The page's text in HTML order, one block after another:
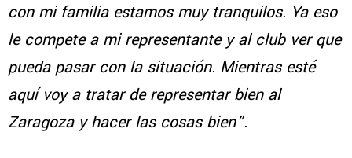
con mi familia estamos muy tranquilos. Ya eso
le compete a mi representante y al club ver que
pueda pasar con la situación. Mientras esté
aquí voy a tratar de representar bien al
Zaragoza y hacer las cosas bien”.